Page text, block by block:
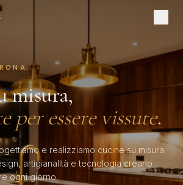
misura,
per essere vissute.
e realizziamo cucine su misura
artigianalità e tecnologia creano
ogni giorno.